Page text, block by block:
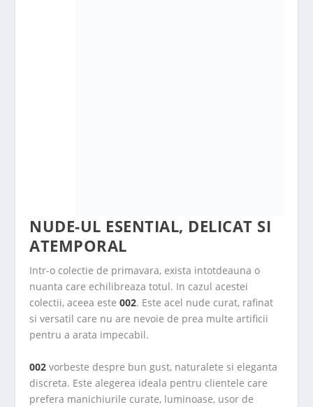
NUDE-UL ESENTIAL, DELICAT SI
ATEMPORAL
Intr-o colectie de primavara, exista intotdeauna o
nuanta care echilibreaza totul. In cazul acestei
colectii, aceea este 002. Este acel nude curat, rafinat
si versatil care nu are nevoie de prea multe artificii
pentru a arata impecabil.
002 vorbeste despre bun gust, naturalete si eleganta
discreta. Este alegerea ideala pentru clientele care
prefera manichiurile curate, luminoase, usor de